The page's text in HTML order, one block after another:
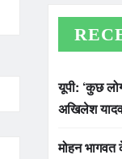
यूपी: ‘कुछ
अखिलेश
मोहन